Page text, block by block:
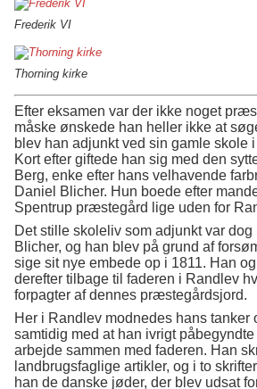
Frederik VI
Thorning kirke
Efter eksamen var der ikke noget
måske ønskede han heller ikke at
blev han adjunkt ved sin gamle skole
Kort efter giftede han sig med den
Berg, enke efter hans velhavende
Daniel Blicher. Hun boede efter
Spentrup præstegård lige uden for
Det stille skoleliv som adjunkt var dog
Blicher, og han blev på grund af
sige sit nye embede op i 1811. Han
derefter tilbage til faderen i Randlev
forpagter af dennes præstegårdsjord.
Her i Randlev modnedes hans tanker
samtidig med at han ivrigt
arbejde sammen med faderen. Han
landbrugsfaglige artikler, og i to
han de danske jøder, der blev udsat